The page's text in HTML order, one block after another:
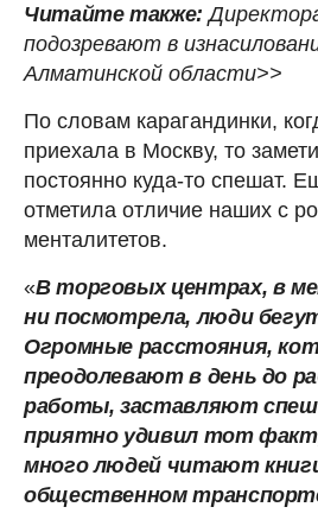
Читайте также:
подозревают в
Алматинской области>>
По словам карагандинки,
приехала в Москву, то
постоянно куда-то спешат.
отметила отличие наших с
менталитетов.
«В торговых центрах, в
ни посмотрела, люди
Огромные расстояния,
преодолевают в день до
работы, заставляют
приятно удивил тот
много людей читают
общественном